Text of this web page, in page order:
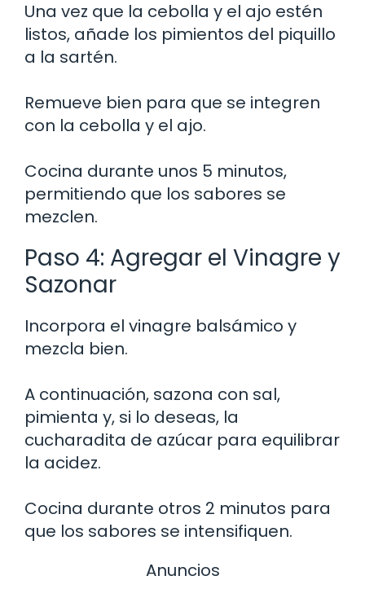
Una vez que la cebolla y el ajo estén
listos, añade los pimientos del piquillo
a la sartén.
Remueve bien para que se integren
con la cebolla y el ajo.
Cocina durante unos 5 minutos,
permitiendo que los sabores se
mezclen.
Paso 4: Agregar el Vinagre y
Sazonar
Incorpora el vinagre balsámico y
mezcla bien.
A continuación, sazona con sal,
pimienta y, si lo deseas, la
cucharadita de azúcar para equilibrar
la acidez.
Cocina durante otros 2 minutos para
que los sabores se intensifiquen.
Anuncios